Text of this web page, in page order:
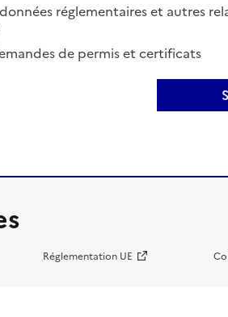
réglementaires et autres
de permis et certificats
Réglementation UE